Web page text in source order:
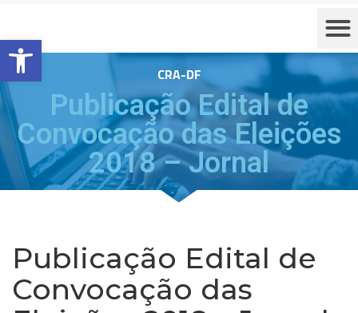
Barra de Ferramentas Aberta
CRA-DF
Publicação Edital de
Convocação das Eleições
2018 – Jornal
Publicação Edital de
Convocação das